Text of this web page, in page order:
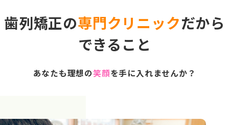
歯列矯正の専門クリニックだから
できること
あなたも理想の笑顔を手に入れませんか？